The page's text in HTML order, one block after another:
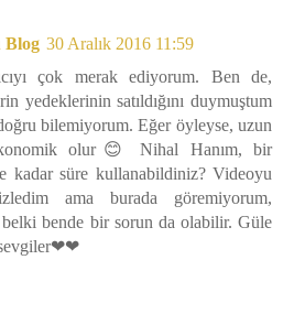
Blog 30 Aralık 2016 11:59
çok merak ediyorum. Ben de,
yedeklerinin satıldığını duymuştum
bilemiyorum. Eğer öyleyse, uzun
olur😊 Nihal Hanım, bir
kadar süre kullanabildiniz? Videoyu
ama burada göremiyorum,
bende bir sorun da olabilir. Güle